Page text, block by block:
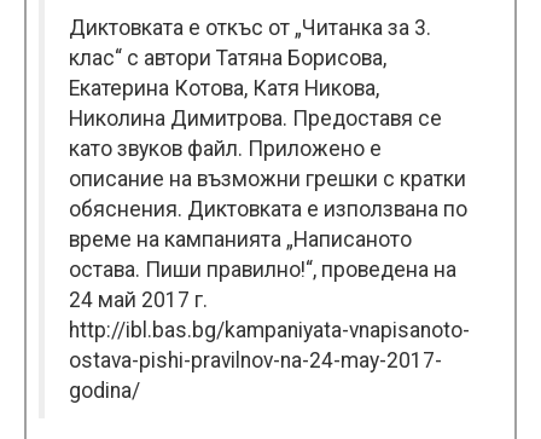
Диктовката е откъс от „Читанка за 3.
клас“ с автори Татяна Борисова,
Екатерина Котова, Катя Никова,
Николина Димитрова. Предоставя се
като звуков файл. Приложено е
описание на възможни грешки с кратки
обяснения. Диктовката е използвана по
време на кампанията „Написаното
остава. Пиши правилно!“, проведена на
24 май 2017 г.
http://ibl.bas.bg/kampaniyata-vnapisanoto-
ostava-pishi-pravilnov-na-24-may-2017-
godina/